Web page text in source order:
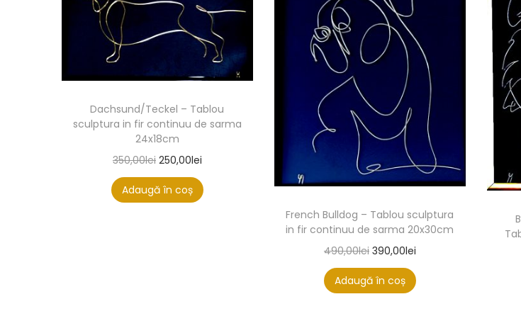
Dachsund/Teckel – Tablou
sculptura in fir continuu de sarma
24x18cm
350,00lei 250,00lei
Adaugă în coș
French Bulldog – Tablou sculptura
in fir continuu de sarma 20x30cm
490,00lei 390,00lei
Adaugă în coș